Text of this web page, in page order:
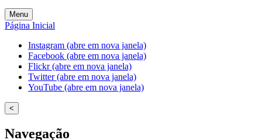
Menu
Página Inicial
Instagram (abre em nova janela)
Facebook (abre em nova janela)
Flickr (abre em nova janela)
Twitter (abre em nova janela)
YouTube (abre em nova janela)
<
Navegação